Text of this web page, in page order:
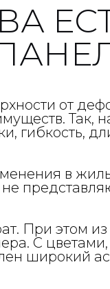
от
Так,
гибкость,
в
При этом
С
широкий